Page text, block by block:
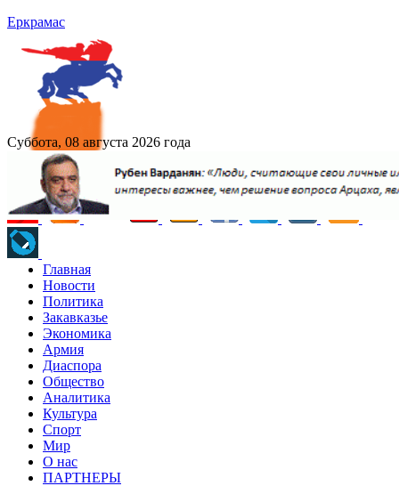
Еркрамас
Суббота, 08 августа 2026 года
Главная
Новости
Политика
Закавказье
Экономика
Армия
Диаспора
Общество
Аналитика
Культура
Спорт
Мир
О нас
ПАРТНЕРЫ